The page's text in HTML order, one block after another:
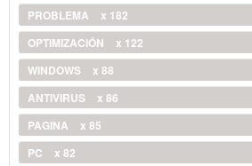
PROBLEMA
x 182
OPTIMIZACIÓN
x 122
WINDOWS
x 88
ANTIVIRUS
x 86
PAGINA
x 85
PC
x 82